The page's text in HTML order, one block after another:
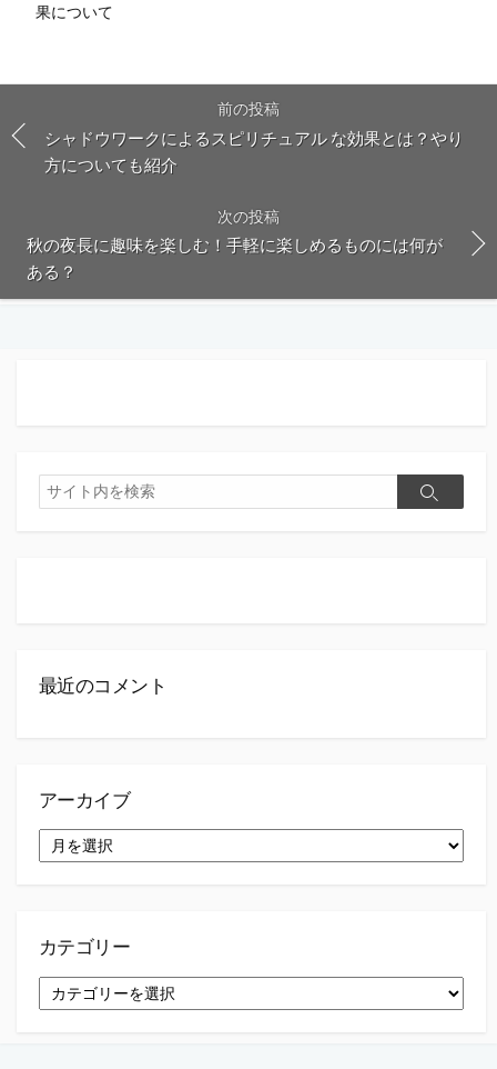
果について
前の投稿
シャドウワークによるスピリチュアル な効果とは？やり
方についても紹介
次の投稿
秋の夜長に趣味を楽しむ！手軽に楽しめるものには何が
ある？
検
索
検
最近のコメント
アーカイブ
ー
カテゴリー
カ
テ